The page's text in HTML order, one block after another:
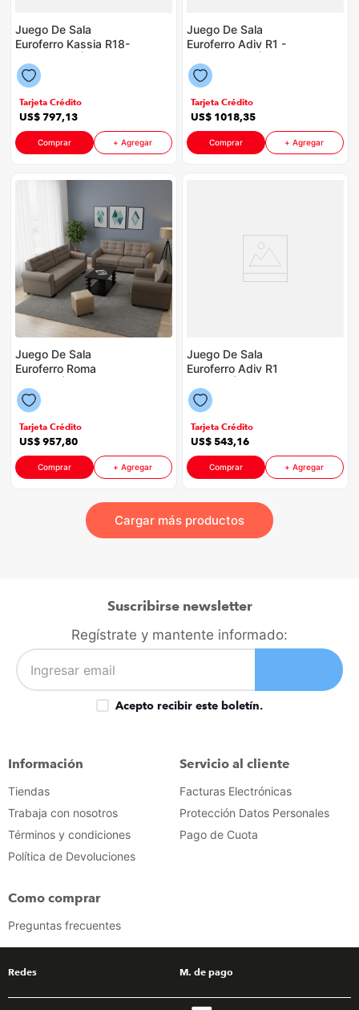
Juego De Sala
Euroferro Kassia R18-
Puestos Color Plata
Tarjeta Crédito
US$797,13
Comprar + Agregar
Juego De Sala
Euroferro Adiv R1 -
Puestos Color Beige
Tarjeta Crédito
US$ 1018,35
Comprar + Agregar
Juego De Sala
Euroferro Roma
Chocolate
Tarjeta Crédito
US$957,80
Comprar + Agregar
Juego De Sala
Euroferro Adiv R1
Tarjeta Crédito
US$543,16
Comprar + Agregar
Suscribirse newsletter
Regístrate y mantente informado:
Acepto recibir este boletín.
Información
Tiendas
Trabaja con nosotros
Términos y condiciones
Política de Devoluciones
Servicio al cliente
Facturas Electrónicas
Protección Datos Personales
Pago de Cuota
Como comprar
Preguntas frecuentes
Redes M. de pago